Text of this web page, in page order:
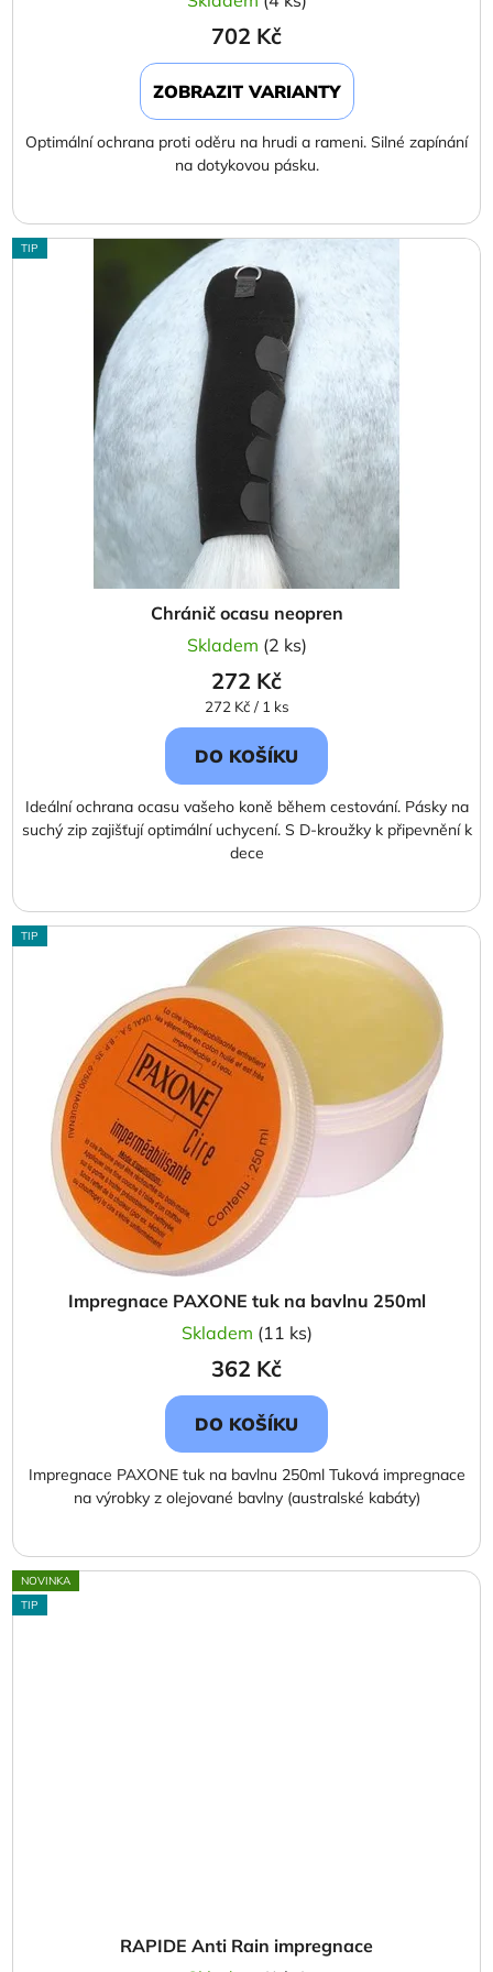
702 Kč
ZOBRAZIT VARIANTY
Optimální ochrana proti oděru na hrudi a rameni. Silné zapínání
na dotykovou pásku.
TIP
Chránič ocasu neopren
Skladem (2 ks)
272 Kč
Měrná
cena:
272 Kč / 1 ks
DO KOŠÍKU
Ideální ochrana ocasu vašeho koně během cestování. Pásky na
suchý zip zajišťují optimální uchycení. S D-kroužky k připevnění k
dece
TIP
Impregnace PAXONE tuk na bavlnu 250ml
Skladem (11 ks)
362 Kč
DO KOŠÍKU
Impregnace PAXONE tuk na bavlnu 250ml Tuková impregnace
na výrobky z olejované bavlny (australské kabáty)
NOVINKA
TIP
RAPIDE Anti Rain impregnace